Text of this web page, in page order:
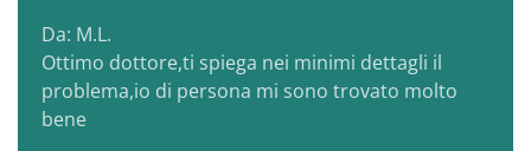
Da: M.L.
Ottimo dottore,ti spiega nei minimi dettagli il
problema,io di persona mi sono trovato molto
bene